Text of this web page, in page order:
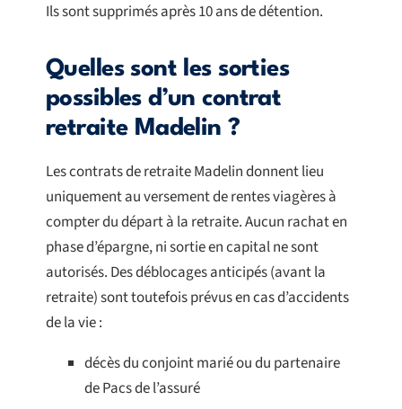
Ils sont supprimés après 10 ans de détention.
Quelles sont les sorties
possibles d’un contrat
retraite Madelin ?
Les contrats de retraite Madelin donnent lieu
uniquement au versement de rentes viagères à
compter du départ à la retraite. Aucun rachat en
phase d’épargne, ni sortie en capital ne sont
autorisés. Des déblocages anticipés (avant la
retraite) sont toutefois prévus en cas d’accidents
de la vie :
décès du conjoint marié ou du partenaire
de Pacs de l’assuré